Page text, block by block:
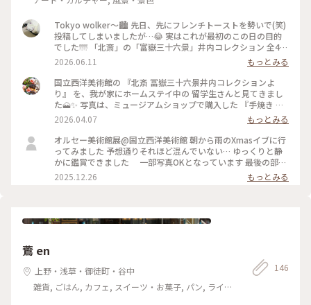
Tokyo wolker〜🏙️ 先日、先にフレンチトーストを勢いで(笑)
投稿してしまいましたが…😂 実はこれが最初のこの日の目的
でした🌁 「北斎」の「富嶽三十六景」井内コレクション 全46
図🗻をじっくりと堪能出来ます✨✨ めちゃくちゃ見応えあり👀
北斎の世界に 暫く浸ってしまいました(*´꒳`*) 写真の2枚目は
浮世絵の表と裏が見える様に 展示されていて🌁なかなか面白
い試み😀 しかも全作品、撮影OK🙆‍♀️ 写真3枚目はその中から何
枚か… 北斎や浮世絵好きな方にはオススメの 企画展だと思い
ます✨6/14、日曜日までです✨ #ことりっぷ東京 #国立西洋美
術館 #葛飾北斎#富嶽三十六景#井内コレクション #お散歩#上
野がスタート#アートな一日
2026.06.11
もっとみる
国立西洋美術館の 『北斎 冨嶽三十六景井内コレクションよ
り』 を、我が家にホームステイ中の 留学生さんと見てきまし
た🗻✨ 写真は、ミュージアムショップで購入した 『手焼き 富
士山煎餅 春夏秋冬6枚セット』♪ これは手焼き煎餅 煎屋さん
が作ったお煎餅で、 大谷石の焼釜で一枚一枚丁寧に焼き上げ
た 本格手焼煎餅です✨ 春が抹茶、夏が胡椒、秋が一味、冬が
砂糖です。 富士山の形が可愛くて、パリッとして美味しいので
留学生さんも気に入っています♡ 北斎の絵は見ごたえたっぷ
り！ あんなにたくさんの北斎の絵、 とても贅沢な時間でした
💕 ★ 2026年 3月28日[土] 〜6月14日[日] #北斎冨嶽三十六景井
2026.04.07
もっとみる
オルセー美術館展@国立西洋美術館 朝から雨のXmasイブに行
ってみました 予想通りそれほど混んでいない… ゆっくりと静
かに鑑賞できました 一部写真OKとなっています 最後の部屋
ではモネの睡蓮が待っています 上野から山手線でぐるりと目
黒まで wellkできのこのラザニアのセットにきのこのポタージ
また楽しみ〜 ちょっと贅沢で楽しいぼっちイブ🎄でした！
2025.12.26 もっとみる
鷰 en
上野・浅草・御徒町・谷中
雑貨, ごはん, カフェ, スイーツ・お菓子, パン, ライフ
146